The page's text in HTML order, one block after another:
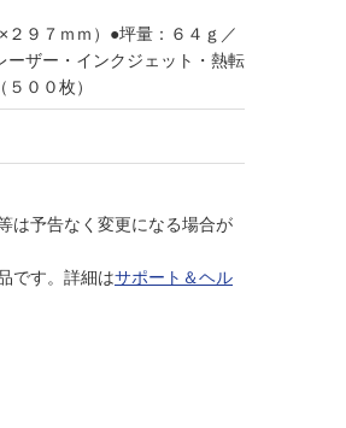
９７ｍｍ）●坪量：６４ｇ／
ザー・インクジェット・熱転
００枚）
は予告なく変更になる場合が
です。詳細はサポート＆ヘル